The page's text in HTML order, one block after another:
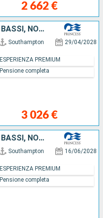
2 662 €
REGNO UNITO, BELGIO, PAESI BASSI, NORVEGIA, DANIMARCA, LITUANIA, LETTONIA, FINLANDIA, ESTONIA, SVEZIA, GERMANIA
Southampton 29/04/2028
3 026 €
ESPERIENZA PREMIUM
Pensione completa
REGNO UNITO, BELGIO, PAESI BASSI, NORVEGIA, GERMANIA, LITUANIA, LETTONIA, FINLANDIA, ESTONIA, SVEZIA, DANIMARCA
Southampton 16/06/2028
ESPERIENZA PREMIUM
Pensione completa